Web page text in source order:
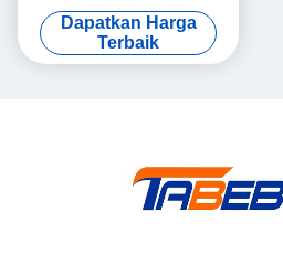
FPGA, AD9361 RF 70 MHz-
6 GHz, 56 MHz BW Masing-
masing, 2 Saluran USRP
Dapatkan Harga
Terbaik